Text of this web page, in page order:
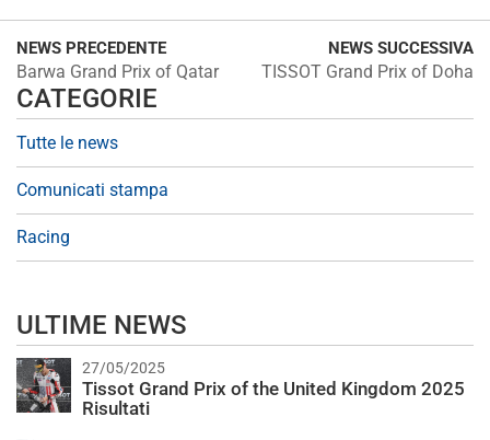
NEWS PRECEDENTE
Barwa Grand Prix of Qatar
NEWS SUCCESSIVA
TISSOT Grand Prix of Doha
CATEGORIE
Tutte le news
Comunicati stampa
Racing
ULTIME NEWS
27/05/2025
Tissot Grand Prix of the United Kingdom 2025
Risultati